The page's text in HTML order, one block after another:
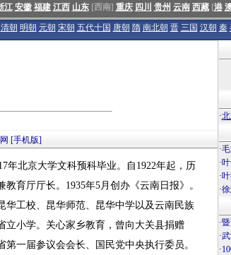
江 安徽 福建 江西 山东[西南] 重庆 四川 贵州 云南 西藏[港
清朝 明朝 元朝 宋朝 五代十国 唐朝 隋 南北朝 晋 三国 汉朝 秦
[手机版]
年北京大学文科预科毕业。自1922年起，历
育厅厅长。1935年5月创办《云南日报》。
华工校、昆华师范、昆华中学以及云南民族
立小学。关心家乡教育，曾向大关县捐赠
一届参议会会长、国民党中央执行委员。
·
·
·
·
·
·
·
·